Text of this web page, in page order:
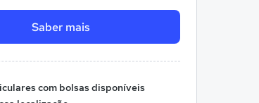
Saber mais
com bolsas disponíveis